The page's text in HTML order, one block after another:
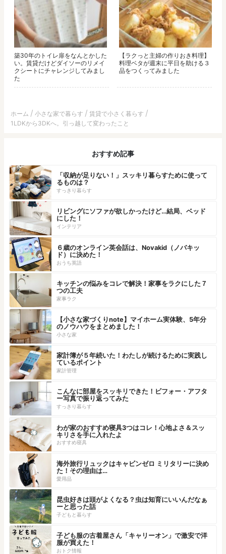
築30年のトイレ扉をなんとかした
い。賃貸だけどダイソーのリメイ
クシートにチャレンジしてみまし
た
【ラクっと主婦の作りおき料理】
料理ベタが週末に平日を助ける３
品をつくってみました
ホーム 小さな家で暮らす
賃貸で小さく暮らす
1LDKから3DKへ。引っ越して変わったこと
おすすめ記事
「収納が足りない！」スッキリ暮らすために使って
るものは？
すっきり暮らす
リビングにソファが欲しかったけど…結局、ベッド
にした！
インテリア
６歳のオンライン英会話は、Novakid（ノバキッ
ド）に決めた！
おうち英語
キッチンの悩みをコレで解決！家事をラクにした７
つの工夫
家事ラク
【小さな家づくりnote】マイホーム実体験、5年分
のノウハウをまとめました！
小さな家
家計簿が５年続いた！わたしが続けるために実践し
ているポイント
家計管理
こんなに部屋をスッキリできた！ビフォー・アフタ
ー写真で振り返ってみた
すっきり暮らす
わが家のおすすめ寝具3つはコレ！心地よさ＆スッ
キリさを手に入れたよ
おすすめ寝具
海外旅行リュックはキャビンゼロ ミリタリーに決め
た！その理由は…
愛用品
昆虫好きは頭がよくなる？虫は知育にいいんだなぁ
ーと思った話
子どもと暮らす
子ども服の古着屋さん「キャリーオン」で激安で洋
服が買えた！
おトク情報